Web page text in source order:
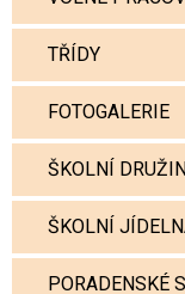
TŘÍDY
FOTOGALERIE
ŠKOLNÍ
ŠKOLNÍ
PORADENSKÉ